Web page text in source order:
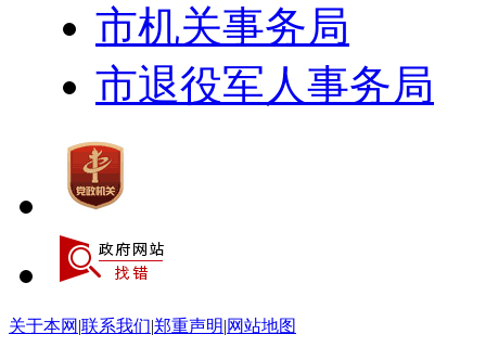
市机关事务局
市退役军人事务局
关于本网 |联系我们|郑重声明|网站地图